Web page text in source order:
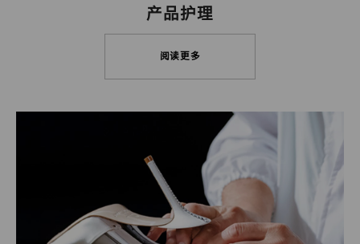
产品护理
阅读更多